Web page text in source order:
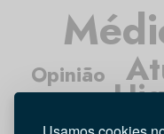
Opinião
Tecnologia